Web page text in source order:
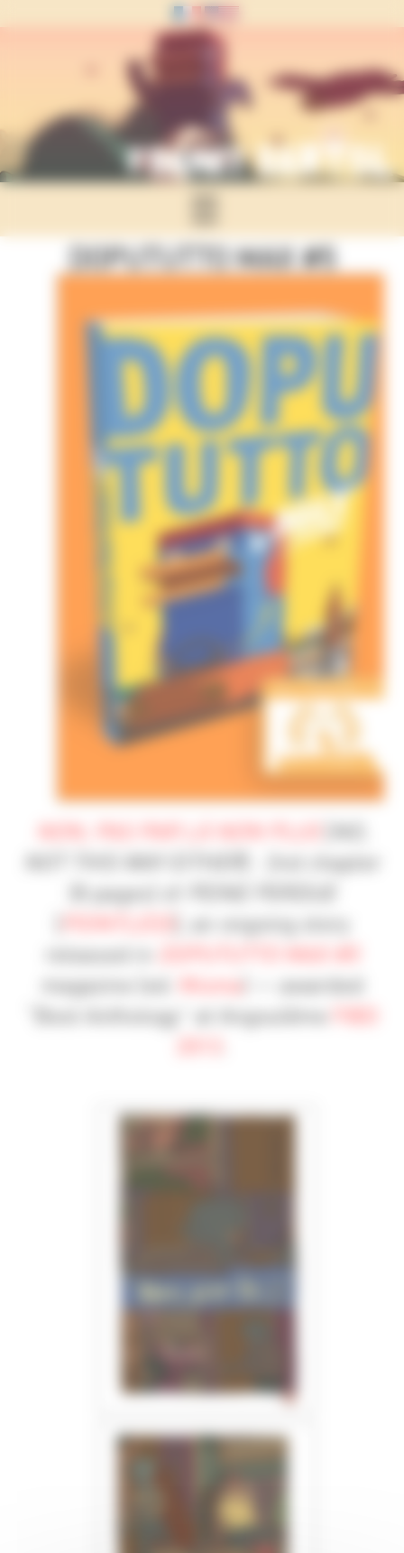
Panneau de gestion des cookies
DOPUTUTTO MAX #5
NON, PAS PAR LÀ NON PLUS
NO,
NOT THIS WAY EITHER] : 2nd chapter
(8 pages) of
PEINE PERDUE
], an ongoing story
released in
DOPUTUTTO MAX #5
magazine (ed.
Misma ) — awarded
“Best Anthology” at Angoulême
FIBD